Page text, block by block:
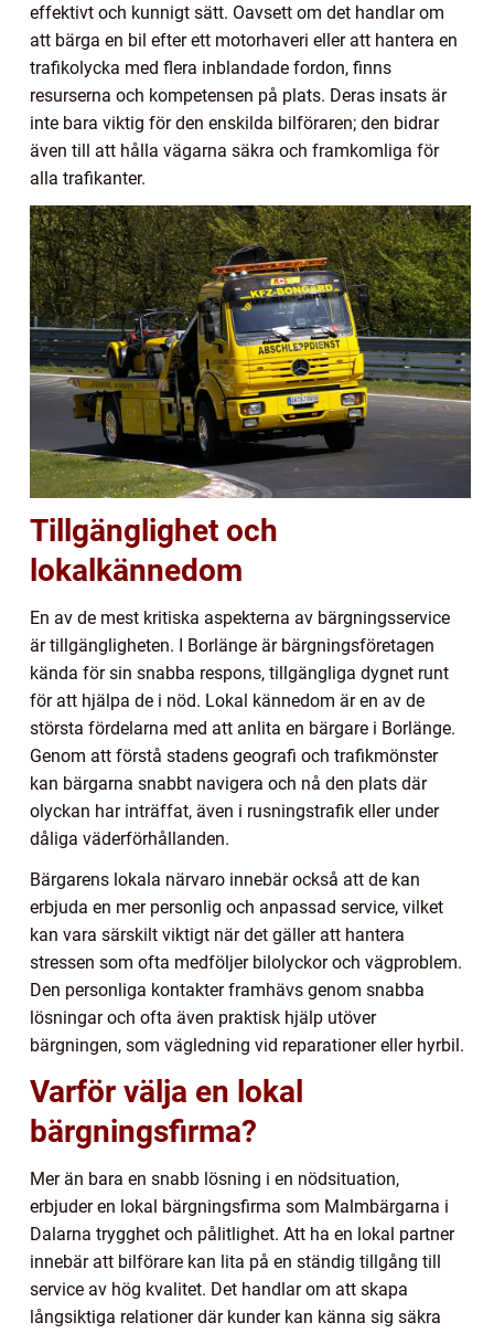
effektivt och kunnigt sätt. Oavsett om det handlar om
att bärga en bil efter ett motorhaveri eller att hantera en
trafikolycka med flera inblandade fordon, finns
resurserna och kompetensen på plats. Deras insats är
inte bara viktig för den enskilda bilföraren; den bidrar
även till att hålla vägarna säkra och framkomliga för
alla trafikanter.
Tillgänglighet och
lokalkännedom
En av de mest kritiska aspekterna av bärgningsservice
är tillgängligheten. I Borlänge är bärgningsföretagen
kända för sin snabba respons, tillgängliga dygnet runt
för att hjälpa de i nöd. Lokal kännedom är en av de
största fördelarna med att anlita en bärgare i Borlänge.
Genom att förstå stadens geografi och trafikmönster
kan bärgarna snabbt navigera och nå den plats där
olyckan har inträffat, även i rusningstrafik eller under
dåliga väderförhållanden.
Bärgarens lokala närvaro innebär också att de kan
erbjuda en mer personlig och anpassad service, vilket
kan vara särskilt viktigt när det gäller att hantera
stressen som ofta medföljer bilolyckor och vägproblem.
Den personliga kontakter framhävs genom snabba
lösningar och ofta även praktisk hjälp utöver
bärgningen, som vägledning vid reparationer eller hyrbil.
Varför välja en lokal
bärgningsfirma?
Mer än bara en snabb lösning i en nödsituation,
erbjuder en lokal bärgningsfirma som Malmbärgarna i
Dalarna trygghet och pålitlighet. Att ha en lokal partner
innebär att bilförare kan lita på en ständig tillgång till
service av hög kvalitet. Det handlar om att skapa
långsiktiga relationer där kunder kan känna sig säkra